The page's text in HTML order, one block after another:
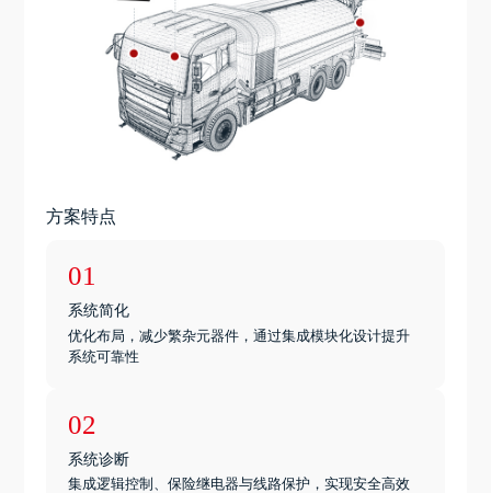
方案特点
01
系统简化
优化布局，减少繁杂元器件，通过集成模块化设计提升
系统可靠性
02
系统诊断
集成逻辑控制、保险继电器与线路保护，实现安全高效